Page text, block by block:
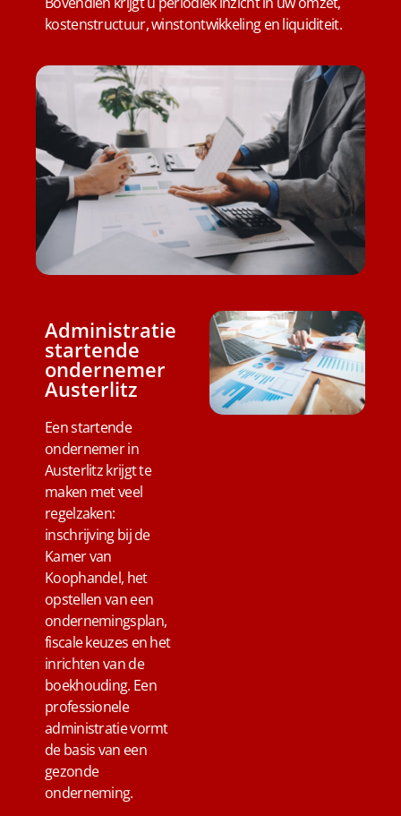
kostenstructuur, winstontwikkeling en liquiditeit.
Administratie
startende
ondernemer
Austerlitz
Een startende
ondernemer in
Austerlitz krijgt te
maken met veel
regelzaken:
inschrijving bij de
Kamer van
Koophandel, het
opstellen van een
ondernemingsplan,
fiscale keuzes en het
inrichten van de
boekhouding. Een
professionele
administratie vormt
de basis van een
gezonde
onderneming.